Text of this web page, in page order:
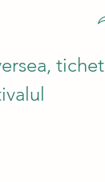
tichet